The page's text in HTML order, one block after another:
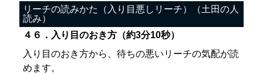
リーチの読みかた（入り目悪しリーチ）（土田の人
読み）
４６．入り目のおき方（約3分10秒）
入り目のおき方から、待ちの悪いリーチの気配が読
めます。